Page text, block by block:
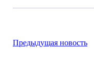
Предыдущая новость